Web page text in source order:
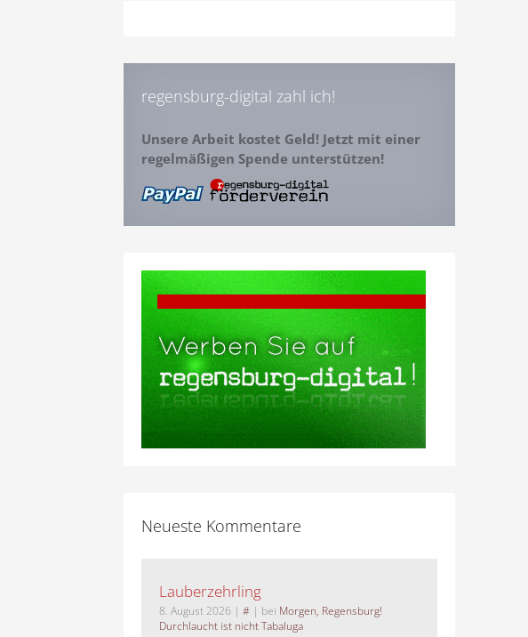
regensburg-digital zahl ich!
Unsere Arbeit kostet Geld! Jetzt mit einer
regelmäßigen Spende unterstützen!
Neueste Kommentare
Lauberzehrling
8. August 2026 | #| bei Morgen, Regensburg!
Durchlaucht ist nicht Tabaluga